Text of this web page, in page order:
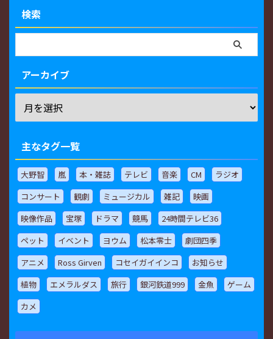
検索
アーカイブ
主なタグ一覧
大野智 嵐 本・雑誌 テレビ 音楽 CM
ラジオ
コンサート
観劇 ミュージカル 雑記
映画
映像作品
宝塚 ドラマ 競馬
24時間テレビ36
ペット
イベント ヨウム 松本零士
劇団四季
アニメ
Ross Girven コセイガイインコ
お知らせ
植物
エメラルダス 旅行 銀河鉄道999 金魚
ゲーム
カメ